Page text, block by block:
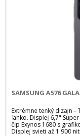
SAMSUNG A576
Extrémne tenký dizajn
ľahko. Displej 6,7"
čip Exynos 1680 s
Displej svieti až 1 900